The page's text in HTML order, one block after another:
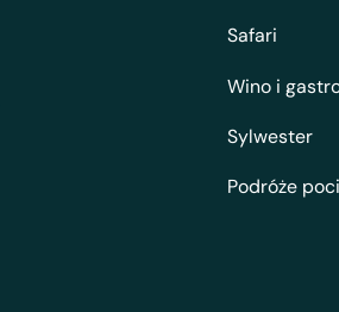
Safari
Wino i
Sylwester
Podróże